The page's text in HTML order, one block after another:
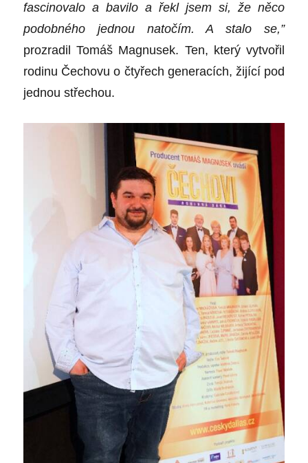
fascinovalo a bavilo a řekl jsem si, že něco
podobného jednou natočím. A stalo se,”
prozradil Tomáš Magnusek. Ten, který vytvořil
rodinu Čechovu o čtyřech generacích, žijící pod
jednou střechou.